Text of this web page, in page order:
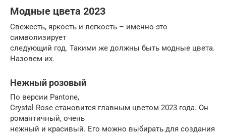
Модные цвета 2023
Свежесть, яркость и легкость – именно это
символизирует
следующий год. Такими же должны быть модные цвета.
Назовем их.
Нежный розовый
По версии Pantone,
Crystal Rose становится главным цветом 2023 года. Он
романтичный, очень
нежный и красивый. Его можно выбирать для создания